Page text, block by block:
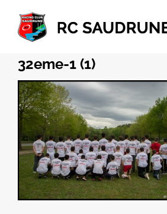
Passer
contenu
32eme-1 (1)